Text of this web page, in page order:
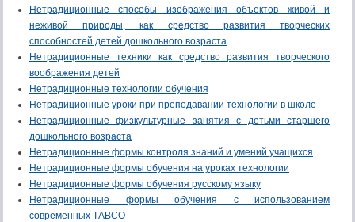
Нетрадиционные способы изображения объектов живой и
неживой природы, как средство развития творческих
способностей детей дошкольного возраста
Нетрадиционные техники как средство развития творческого
воображения детей
Нетрадиционные технологии обучения
Нетрадиционные уроки при преподавании технологии в школе
Нетрадиционные физкультурные занятия с детьми старшего
дошкольного возраста
Нетрадиционные формы контроля знаний и умений учащихся
Нетрадиционные формы обучения на уроках технологии
Нетрадиционные формы обучения русскому языку
Нетрадиционные формы обучения с использованием
современных ТАВСО